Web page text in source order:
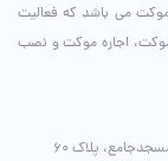
می باشد که فعالیت
فروش موکت، اجاره موکت و نصب
پلاک 60